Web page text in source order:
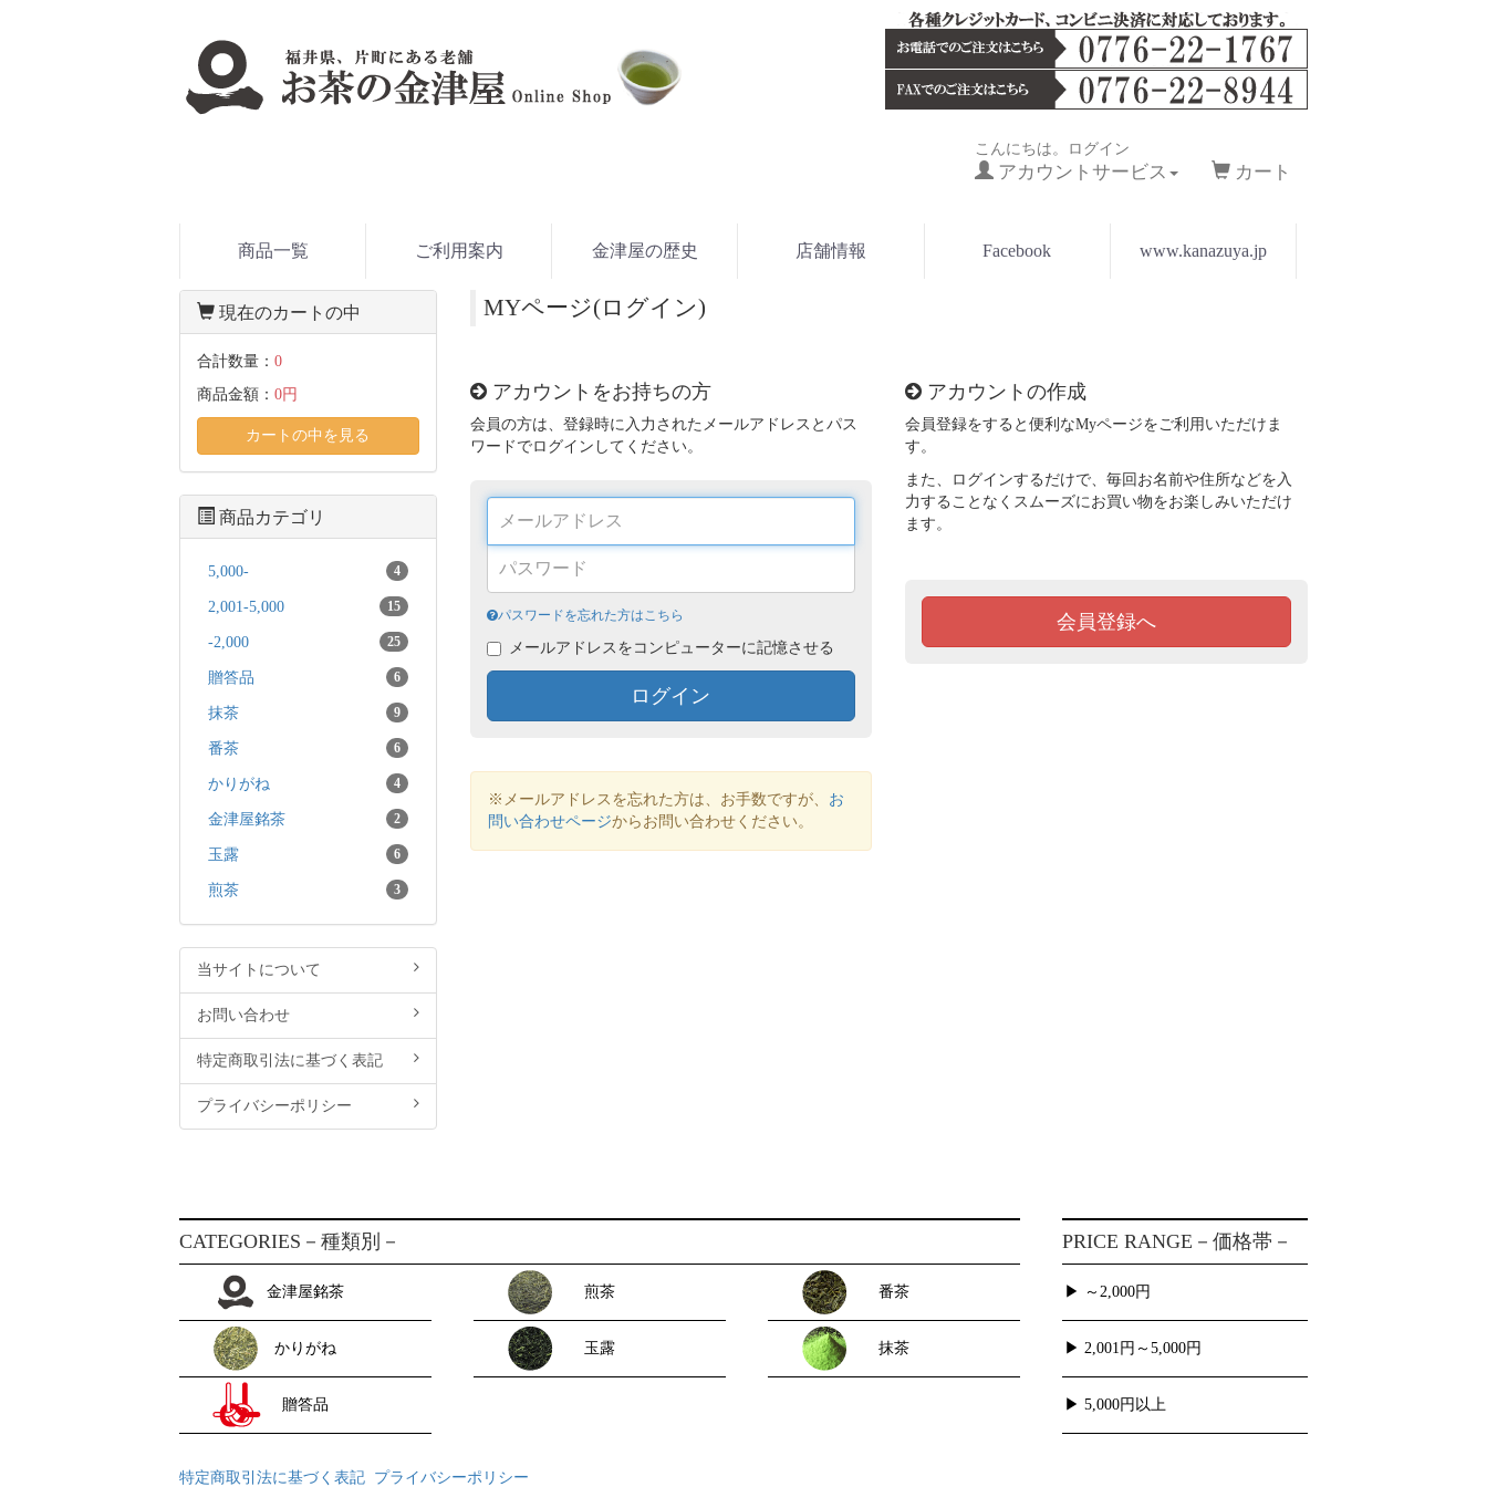
カート
こんにちは。ログイン
アカウントサービス
商品一覧 ご利用案内 金津屋の歴史 店舗情報 Facebook www.kanazuya.jp
MYページ(ログイン)
アカウントをお持ちの方
会員の方は、登録時に入力されたメールアドレスとパス
ワードでログインしてください。
パスワードを忘れた方はこちら
メールアドレスをコンピューターに記憶させる
ログイン
※メールアドレスを忘れた方は、お手数ですが、 お
問い合わせページからお問い合わせください。
アカウントの作成
会員登録をすると便利なMyページをご利用いただけま
す。
また、ログインするだけで、毎回お名前や住所などを入
力することなくスムーズにお買い物をお楽しみいただけ
ます。
会員登録へ
現在のカートの中
合計数量： 0
商品金額： 0円
カートの中を見る
商品カテゴリ
5,000- 4
2,001-5,000 15
-2,000 25
贈答品 6
抹茶 9
番茶 6
かりがね 4
金津屋銘茶 2
玉露 6
煎茶 3
当サイトについて
お問い合わせ
特定商取引法に基づく表記
プライバシーポリシー
CATEGORIES －種類別－
金津屋銘茶 煎茶 番茶
かりがね 玉露 抹茶
贈答品
PRICE RANGE －価格帯－
▶ ～2,000円
▶ 2,001円～5,000円
▶ 5,000円以上
特定商取引法に基づく表記 プライバシーポリシー